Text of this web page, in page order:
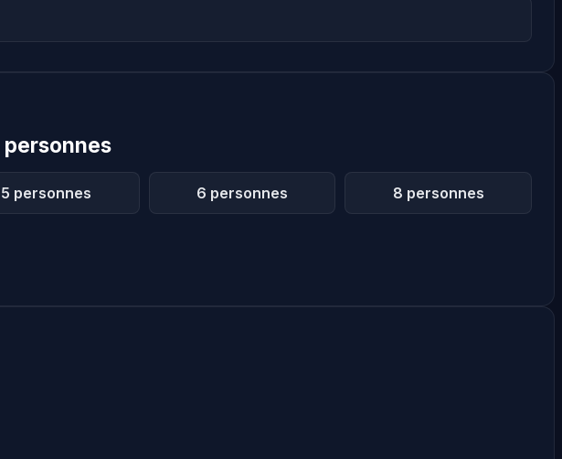
personnes
5 personnes 6 personnes 8 personnes